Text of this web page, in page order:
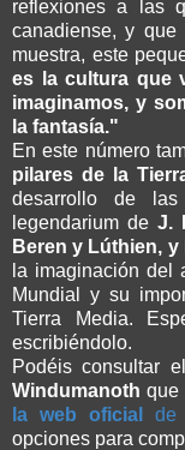
reflexiones a las
canadiense, y
muestra, este
es la cultura que
imaginamos, y
la fantasía."
En este número
pilares de la
desarrollo de las
legendarium de J.
Beren y Lúthien,
la imaginación del
Mundial y su
Tierra Media.
escribiéndolo.
Podéis consultar el
Windumanoth que
la web oficial de
opciones para